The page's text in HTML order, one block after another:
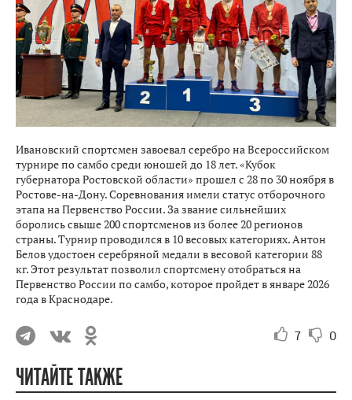
Ивановский спортсмен завоевал серебро на Всероссийском
турнире по самбо среди юношей до 18 лет. «Кубок
губернатора Ростовской области» прошел с 28 по 30 ноября в
Ростове-на-Дону. Соревнования имели статус отборочного
этапа на Первенство России. За звание сильнейших
боролись свыше 200 спортсменов из более 20 регионов
страны. Турнир проводился в 10 весовых категориях. Антон
Белов удостоен серебряной медали в весовой категории 88
кг. Этот результат позволил спортсмену отобраться на
Первенство России по самбо, которое пройдет в январе 2026
года в Краснодаре.
7 0
ЧИТАЙТЕ ТАКЖЕ